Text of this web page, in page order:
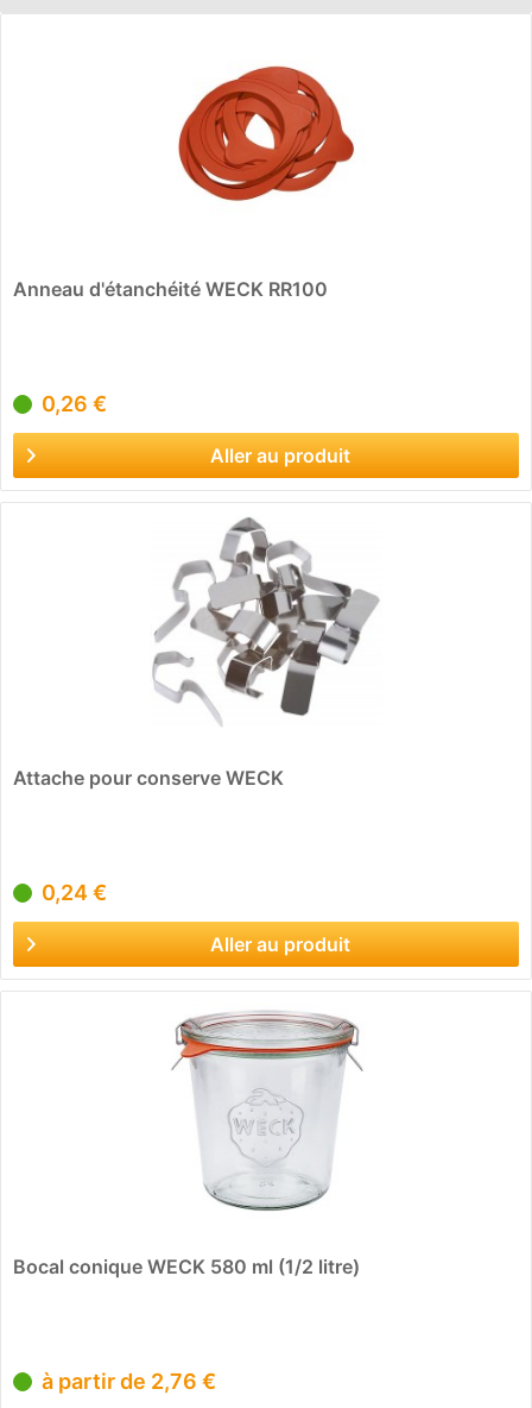
Anneau d'étanchéité WECK RR100
0,26 €
Aller au produit
Attache pour conserve WECK
0,24 €
Aller au produit
Bocal conique WECK 580 ml (1/2 litre)
à partir de 2,76 €